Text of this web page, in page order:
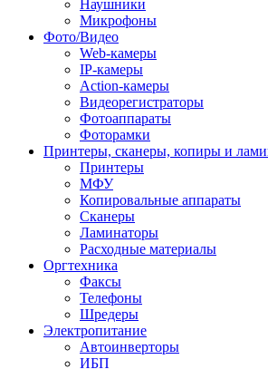
Наушники
Микрофоны
Фото/Видео
Web-камеры
IP-камеры
Action-камеры
Видеорегистраторы
Фотоаппараты
Фоторамки
Принтеры, сканеры, копиры и
Принтеры
МФУ
Копировальные аппараты
Сканеры
Ламинаторы
Расходные материалы
Оргтехника
Факсы
Телефоны
Шредеры
Электропитание
Автоинверторы
ИБП